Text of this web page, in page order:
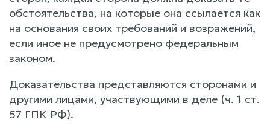
обстоятельства, на которые она ссылается как
на основания своих требований и возражений,
если иное не предусмотрено федеральным
законом.
Доказательства представляются сторонами и
другими лицами, участвующими в деле (ч. 1 ст.
57 ГПК РФ).